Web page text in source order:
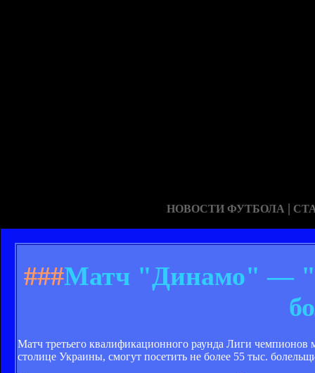
НОВОСТИ ФУТБОЛА |
###Матч "Динамо" —
Матч третьего квалификационного раунда Лиги
столице Украины, смогут посетить не более 55 тыс.